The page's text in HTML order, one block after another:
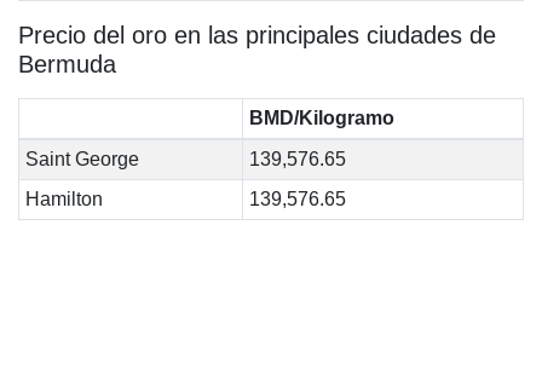
Precio del oro en las principales ciudades de
Bermuda
BMD/Kilogramo
Saint George
139,576.65
Hamilton
139,576.65